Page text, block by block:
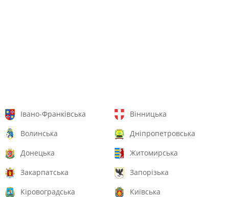
Івано-Франківська
Вінницька
Волинська
Дніпропетровська
Донецька
Житомирська
Закарпатська
Запорізька
Кіровоградська
Київська